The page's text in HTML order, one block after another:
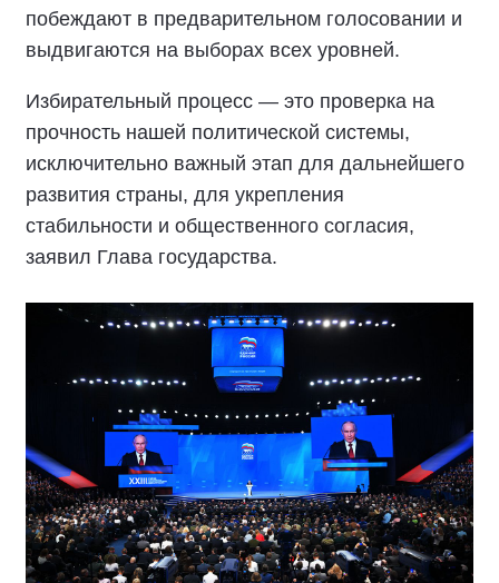
побеждают в предварительном голосовании и
выдвигаются на выборах всех уровней.
Избирательный процесс — это проверка на
прочность нашей политической системы,
исключительно важный этап для дальнейшего
развития страны, для укрепления
стабильности и общественного согласия,
заявил Глава государства.